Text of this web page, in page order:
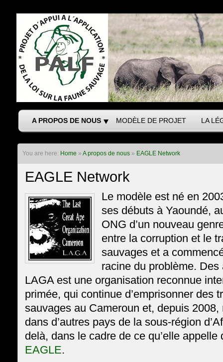
A PROPOS DE NOUS MODÈLE DE PROJET LA
You are here: Home » A propos de nous» EAGLE Network
EAGLE Network
Le modèle est né en
ses débuts à Yaoundé,
ONG d’un nouveau
entre la corruption et le
sauvages et a
racine du problème.
LAGA est une organisation reconnue
primée, qui continue d’emprisonner des
sauvages au Cameroun et, depuis
dans d’autres pays de la sous-région
delà, dans le cadre de ce qu’elle
EAGLE.